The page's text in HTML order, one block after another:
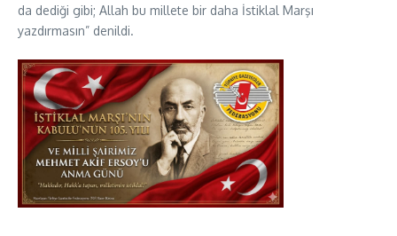
da dediği gibi; Allah bu millete bir daha İstiklal Marşı
yazdırmasın” denildi.